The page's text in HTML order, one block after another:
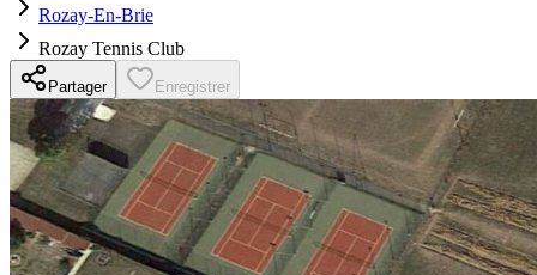
Rozay-En-Brie
Rozay Tennis Club
Partager Enregistrer